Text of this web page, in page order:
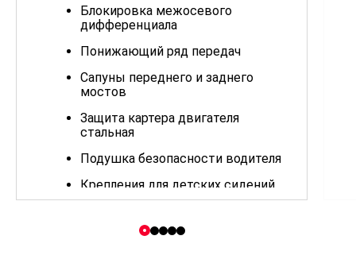
Блокировка межосевого
дифференциала
Понижающий ряд передач
Сапуны переднего и заднего
мостов
Защита картера двигателя
стальная
Подушка безопасности водителя
Крепления для детских сидений
ISOFIX
Иммобилайзер